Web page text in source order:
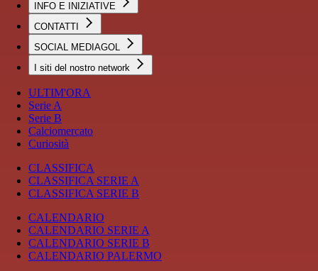
INFO E INIZIATIVE
CONTATTI
SOCIAL MEDIAGOL
I siti del nostro network
ULTIM'ORA
Serie A
Serie B
Calciomercato
Curiosità
CLASSIFICA
CLASSIFICA SERIE A
CLASSIFICA SERIE B
CALENDARIO
CALENDARIO SERIE A
CALENDARIO SERIE B
CALENDARIO PALERMO